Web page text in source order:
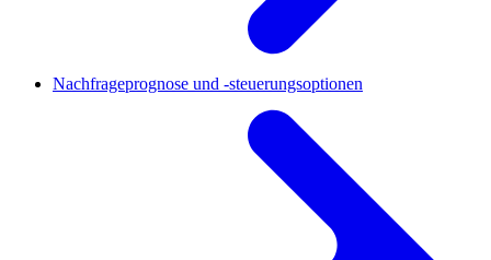
Nachfrageprognose und -steuerungsoptionen